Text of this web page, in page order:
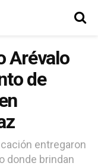
Arévalo
de
entregaron
donde brindan